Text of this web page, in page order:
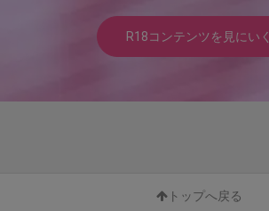
R18コンテンツを見にいく
トップへ戻る